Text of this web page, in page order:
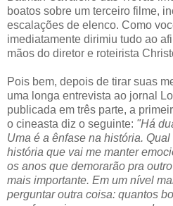
boatos sobre um terceiro filme,
escalações de elenco. Como
imediatamente dirimiu tudo ao
mãos do diretor e roteirista
Pois bem, depois de tirar suas
uma longa entrevista ao jornal
publicada em três parte, a
o cineasta diz o seguinte: "Há
Uma é a ênfase na história.
história que vai me manter
os anos que demorarão pra
mais importante. Em um nível
perguntar outra coisa: quantos